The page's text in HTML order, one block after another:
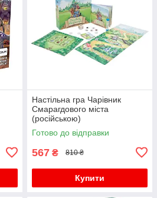
Настільна гра Чарівник
Смарагдового міста
(російською)
Готово до відправки
567 ₴ 810 ₴
Купити